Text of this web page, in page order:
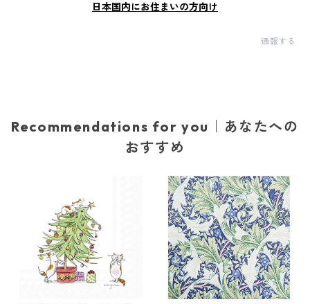
日本国内にお住まいの方向け
通報する
Recommendations for you｜あなたへの
おすすめ